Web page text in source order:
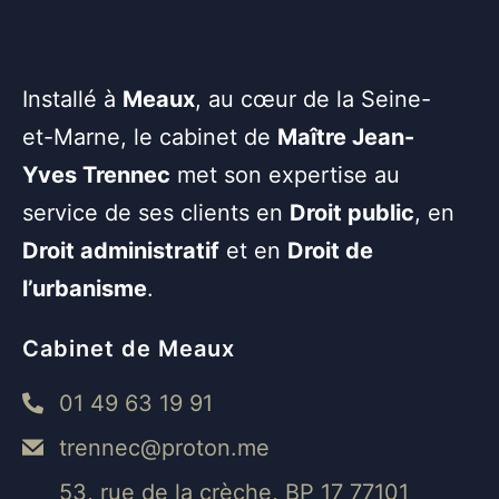
Installé à Meaux, au cœur de la Seine-
et-Marne, le cabinet de Maître Jean-
Yves Trennec met son expertise au
service de ses clients en Droit public, en
Droit administratif et en Droit de
l’urbanisme.
Cabinet de Meaux
01 49 63 19 91
trennec@proton.me
53, rue de la crèche, BP 17 77101